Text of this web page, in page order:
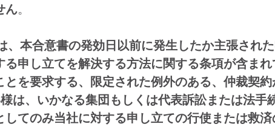
ん。
、本合意書の発効日以前に発生したか主張され
申し立てを解決する方法に関する条項が含ま
を要求する、限定された例外のある、仲裁契
は、いかなる集団もしくは代表訴訟または法
てのみ当社に対する申し立ての行使または救